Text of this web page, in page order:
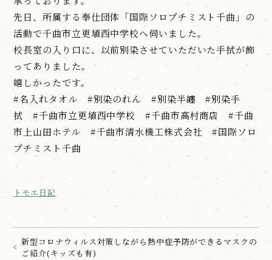
先日、所属する奉仕団体「国際ソロプチミスト千曲」の
活動で千曲市立更埴西中学校へ伺いました。
校長室の入り口に、以前別染させていただいた手拭が飾
ってありました。
嬉しかったです。
#名入れタオル #別染のれん #別染半纏 #別染手
拭 #千曲市立更埴西中学校 #千曲市高村商店 #千曲
市上山田ホテル #千曲市清水機工株式会社 #国際ソロ
プチミスト千曲
トモエ日記
新型コロナウィルス対策しながら熱中症予防ができるマスクの
ご紹介(キッズも有)